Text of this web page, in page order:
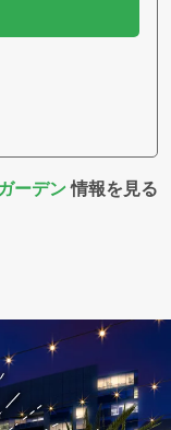
ーデン情報を見る